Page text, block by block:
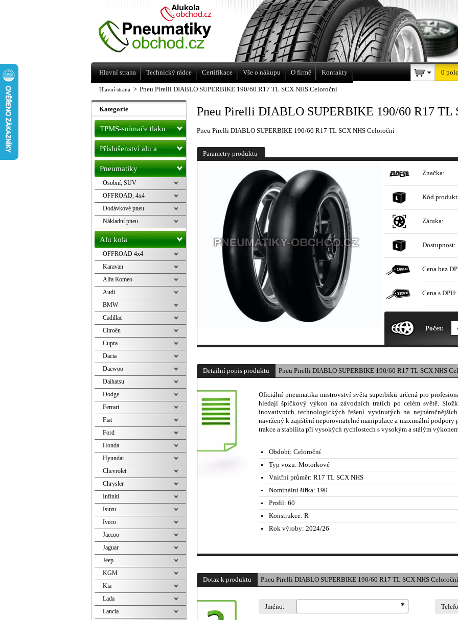
Hlavní strana > Pneu Pirelli DIABLO SUPERBIKE 190/60 R17 TL SCX NHS Celoroční
Pneu Pirelli DIABLO SUPERBIKE 190/60 R17 TL
Pneu Pirelli DIABLO SUPERBIKE 190/60 R17 TL SCX NHS Celoroční
Parametry produktu
Značka:
Kód
Záruka:
Dostupnost:
Cena bez
Cena s DPH:
Počet:
Detailní popis produktu Pneu Pirelli DIABLO SUPERBIKE 190/60 R17 TL SCX NHS
Oficiální pneumatika mistrovství světa superbiků určená pro
hledají špičkový výkon na závodních tratích po celém světě.
inovativních technologických řešení vyvinutých na
navržený k zajištění neporovnatelné manipulace a maximální
trakce a stabilita při vysokých rychlostech s vysokým a stálým
Období: Celoroční
Typ vozu: Motorkové
Vnitřní průměr: R17 TL SCX NHS
Nominální šířka: 190
Profil: 60
Konstrukce: R
Rok výroby: 2024/26
Dotaz k produktu Pneu Pirelli DIABLO SUPERBIKE 190/60 R17 TL SCX NHS Celoroční
Jméno:
Kategorie
TPMS-snímače tlaku
Příslušenství alu a
pneu
Pneumatiky
Osobní, SUV
OFFROAD, 4x4
Dodávkové pneu
Nákladní pneu
Alu kola
OFFROAD 4x4
Karavan
Alfa Romeo
Audi
BMW
Cadillac
Citroën
Cupra
Dacia
Daewoo
Daihatsu
Dodge
Ferrari
Fiat
Ford
Honda
Hyundai
Chevrolet
Chrysler
Infiniti
Isuzu
Iveco
Jaecoo
Jaguar
Jeep
KGM
Kia
Lada
Lancia
Levné pneumatiky letní, zimní, Alu kola
a litá kola Racing Line
Hlavní strana Technický rádce Certifikace Vše o nákupu O firmě Kontakty 0